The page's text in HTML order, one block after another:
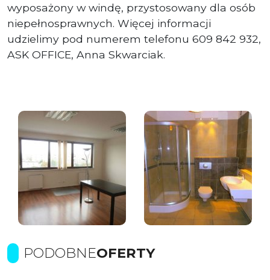
wyposażony w windę, przystosowany dla osób
niepełnosprawnych. Więcej informacji
udzielimy pod numerem telefonu 609 842 932,
ASK OFFICE, Anna Skwarciak.
PODOBNEOFERTY